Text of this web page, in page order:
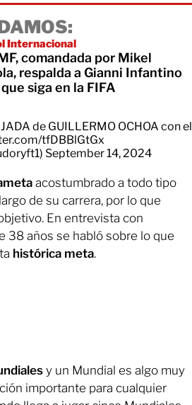
Internacional
comandada por Mikel
respalda a Gianni Infantino
siga en la FIFA
de GUILLERMO OCHOA con el
tfDBBlGtGx
September 14, 2024
acostumbrado a todo tipo
de su carrera, por lo que
En entrevista con
38 años se habló sobre lo que
histórica meta.
y un Mundial es algo muy
importante para cualquier